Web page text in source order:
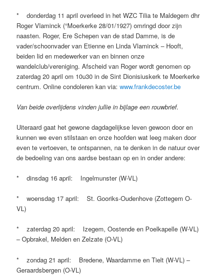
* donderdag 11 april overleed in het WZC Tilia te Maldegem dhr
Roger Vlaminck (°Moerkerke 28/01/1927) omringd door zijn
naasten. Roger, Ere Schepen van de stad Damme, is de
vader/schoonvader van Etienne en Linda Vlaminck – Hooft,
beiden lid en medewerker van en binnen onze
wandelclub/vereniging. Afscheid van Roger wordt genomen op
zaterdag 20 april om 10u30 in de Sint Dionisiuskerk te Moerkerke
centrum. Online condoleren kan via:www.frankdecoster.be
Van beide overlijdens vinden jullie in bijlage een rouwbrief.
Uiteraard gaat het gewone dagdagelijkse leven gewoon door en
kunnen we even stilstaan en onze hoofden wat leeg maken door
even te vertoeven, te ontspannen, na te denken in de natuur over
de bedoeling van ons aardse bestaan op en in onder andere:
* dinsdag 16 april: Ingelmunster (W-VL)
* woensdag 17 april: St. Gooriks-Oudenhove (Zottegem O-
VL)
* zaterdag 20 april: Izegem, Oostende en Poelkapelle (W-VL)
– Opbrakel, Melden en Zelzate (O-VL)
* zondag 21 april: Bredene, Waardamme en Tielt (W-VL) –
Geraardsbergen (O-VL)